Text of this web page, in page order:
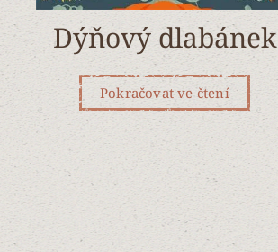
Dýňový dlabánek
Pokračovat ve čtení